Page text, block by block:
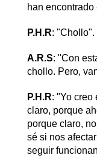
han
P.H.R: "Chollo".
A.R.S: "Con
chollo. Pero,
P.H.R: "Yo creo
claro, porque
porque claro,
sé si nos
seguir